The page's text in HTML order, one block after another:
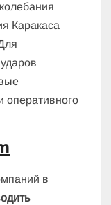
Каракаса
оперативного
в